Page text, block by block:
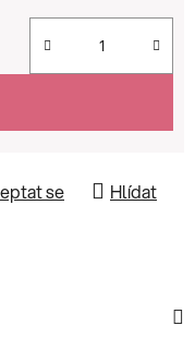
se Hlídat